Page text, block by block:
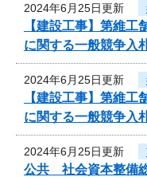
2024年6月25日更新
【建設工事】第維
に関する一般競争入
2024年6月25日更新
【建設工事】第維
に関する一般競争入
2024年6月25日更新
公共 社会資本整備